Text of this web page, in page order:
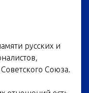
русских и
Союза.